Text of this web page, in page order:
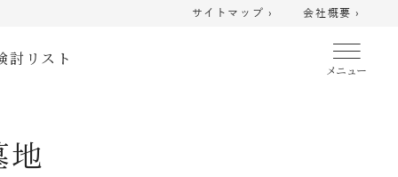
サイトマップ › 会社概要 ›
討リスト
地